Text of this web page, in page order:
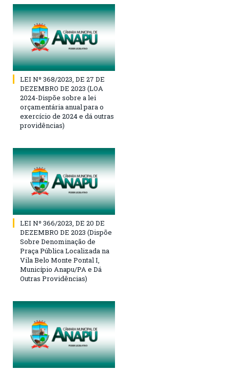
LEI Nº 368/2023, DE 27 DE
DEZEMBRO DE 2023 (LOA
2024-Dispõe sobre a lei
orçamentária anual para o
exercício de 2024 e dá outras
providências)
LEI Nº 366/2023, DE 20 DE
DEZEMBRO DE 2023 (Dispõe
Sobre Denominação de
Praça Pública Localizada na
Vila Belo Monte Pontal I,
Município Anapu/PA e Dá
Outras Providências)